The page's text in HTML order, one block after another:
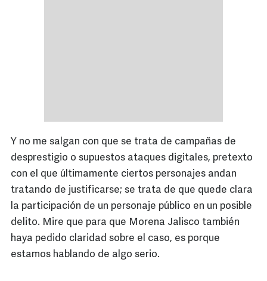
Y no me salgan con que se trata de campañas de
desprestigio o supuestos ataques digitales, pretexto
con el que últimamente ciertos personajes andan
tratando de justificarse; se trata de que quede clara
la participación de un personaje público en un posible
delito. Mire que para que Morena Jalisco también
haya pedido claridad sobre el caso, es porque
estamos hablando de algo serio.